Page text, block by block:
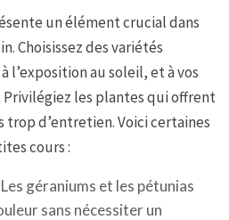
un élément crucial dans
Choisissez des variétés
l’exposition au soleil, et à vos
les plantes qui offrent
trop d’entretien. Voici certaines
cours :
Les géraniums et les pétunias
sans nécessiter un